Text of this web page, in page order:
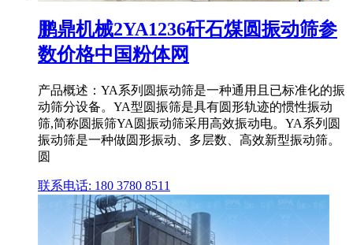
鹏鼎机械2YA1236矸石煤圆振动筛参
数价格中国粉体网
产品概述：YA系列圆振动筛是一种通用且已标准化的振
动筛分设备。YA型圆振筛是具有圆形轨迹的惯性振动
筛,简称圆振筛YA圆振动筛采用高效振动电。YA系列圆
振动筛是一种做圆形振动、多层数、高效新型振动筛。
圆
联系电话: 180 3780 8511